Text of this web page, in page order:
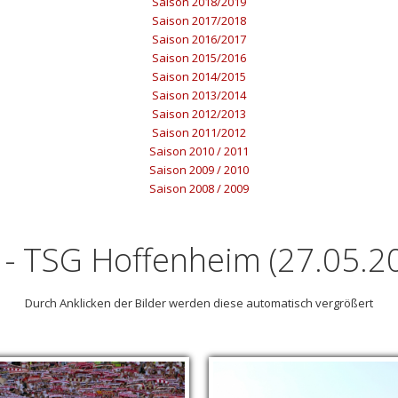
Saison 2017/2018
Saison 2016/2017
Saison 2015/2016
Saison 2014/2015
Saison 2013/2014
Saison 2012/2013
Saison 2011/2012
Saison 2010 / 2011
Saison 2009 / 2010
Saison 2008 / 2009
TSG Hoffenheim
Durch Anklicken der Bilder werden diese automatisch vergrößert